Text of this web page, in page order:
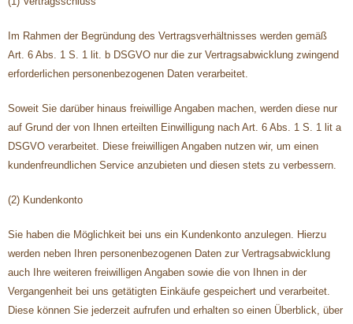
Im Rahmen der Begründung des Vertragsverhältnisses werden gemäß
Art. 6 Abs. 1 S. 1 lit. b DSGVO nur die zur Vertragsabwicklung zwingend
erforderlichen personenbezogenen Daten verarbeitet.
Soweit Sie darüber hinaus freiwillige Angaben machen, werden diese nur
auf Grund der von Ihnen erteilten Einwilligung nach Art. 6 Abs. 1 S. 1 lit a
DSGVO verarbeitet. Diese freiwilligen Angaben nutzen wir, um einen
kundenfreundlichen Service anzubieten und diesen stets zu verbessern.
(2) Kundenkonto
Sie haben die Möglichkeit bei uns ein Kundenkonto anzulegen. Hierzu
werden neben Ihren personenbezogenen Daten zur Vertragsabwicklung
auch Ihre weiteren freiwilligen Angaben sowie die von Ihnen in der
Vergangenheit bei uns getätigten Einkäufe gespeichert und verarbeitet.
Diese können Sie jederzeit aufrufen und erhalten so einen Überblick, über